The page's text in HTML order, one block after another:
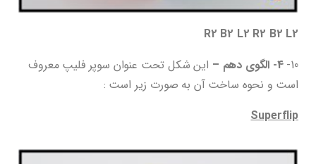
R2 B2 L2 R2 B2 L2
10- 4- الگوی دهم –
این شکل تحت عنوان سوپر فلیپ معروف
است و نحوه ساخت آن به صورت زیر است :
Superflip